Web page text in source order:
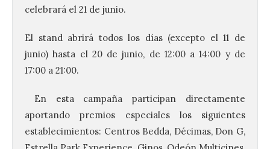
celebrará el 21 de junio.
El stand abrirá todos los días (excepto el 11 de
junio) hasta el 20 de junio, de 12:00 a 14:00 y de
17:00 a 21:00.
En esta campaña participan directamente
aportando premios especiales los siguientes
establecimientos: Centros Bedda, Décimas, Don G,